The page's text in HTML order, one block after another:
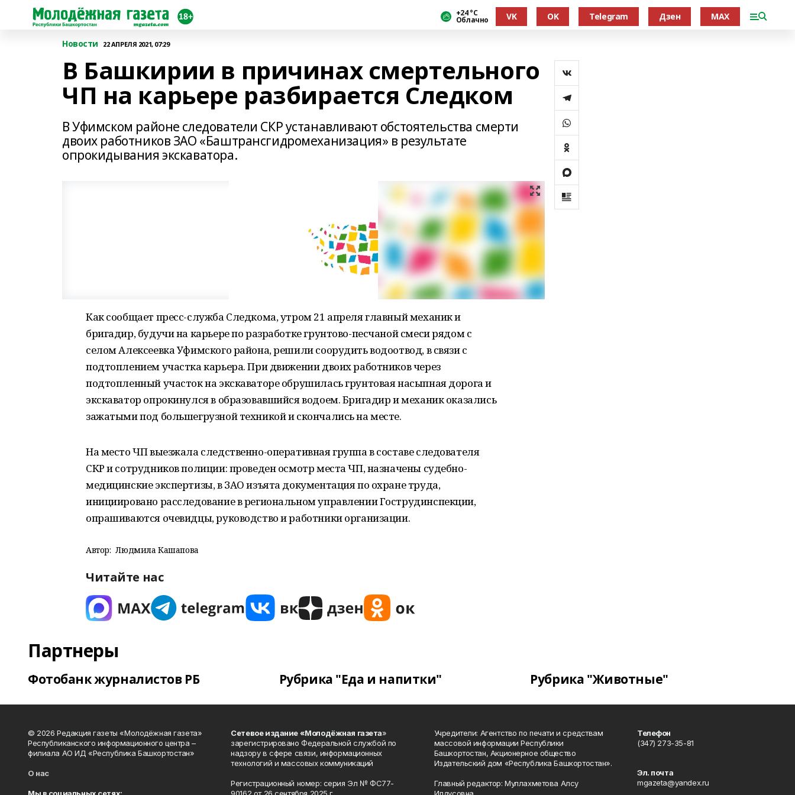
+24 °С
Облачно VK OK Telegram Дзен MAX
Новости 22 АПРЕЛЯ 2021, 07:29
В Башкирии в причинах смертельного
ЧП на карьере разбирается Следком
В Уфимском районе следователи СКР устанавливают обстоятельства смерти
двоих работников ЗАО «Баштрансгидромеханизация» в результате
опрокидывания экскаватора.
Как сообщает пресс-служба Следкома, утром 21 апреля главный механик и
бригадир, будучи на карьере по разработке грунтово-песчаной смеси рядом с
селом Алексеевка Уфимского района, решили соорудить водоотвод, в связи с
подтоплением участка карьера. При движении двоих работников через
подтопленный участок на экскаваторе обрушилась грунтовая насыпная дорога и
экскаватор опрокинулся в образовавшийся водоем. Бригадир и механик оказались
зажатыми под большегрузной техникой и скончались на месте.
На место ЧП выезжала следственно-оперативная группа в составе следователя
СКР и сотрудников полиции: проведен осмотр места ЧП, назначены судебно-
медицинские экспертизы, в ЗАО изъята документация по охране труда,
инициировано расследование в региональном управлении Гострудинспекции,
опрашиваются очевидцы, руководство и работники организации.
Автор: Людмила Кашапова
Читайте нас
Партнеры
Фотобанк журналистов РБ Рубрика "Еда и напитки" Рубрика "Животные"
© 2026 Редакция газеты «Молодёжная газета»
Республиканского информационного центра –
филиала АО ИД «Республика Башкортостан»
О нас
Сетевое издание «Молодёжная газета»
зарегистрировано Федеральной службой по
надзору в сфере связи, информационных
технологий и массовых коммуникаций
Регистрационный номер: серия Эл № ФС77-
Учредители: Агентство по печати и средствам
массовой информации Республики
Башкортостан, Акционерное общество
Издательский дом «Республика Башкортостан».
Главный редактор: Муллахметова Алсу
Телефон
(347) 273-35-81
Эл. почта
mgazeta@yandex.ru